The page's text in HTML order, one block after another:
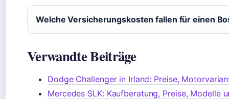
Welche Versicherungskosten fallen für einen
Verwandte Beiträge
Dodge Challenger in Irland: Preise,
Mercedes SLK: Kaufberatung, Preise, Modelle